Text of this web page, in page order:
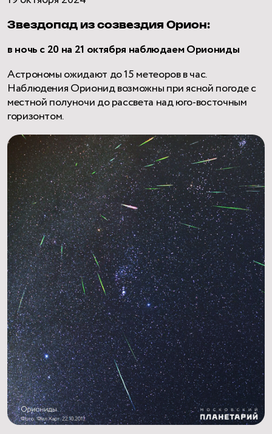
Звездопад из созвездия Орион:
в ночь с 20 на 21 октября наблюдаем Ориониды
Астрономы ожидают до 15 метеоров в час.
Наблюдения Орионид возможны при ясной погоде с
местной полуночи до рассвета над юго-восточным
горизонтом.